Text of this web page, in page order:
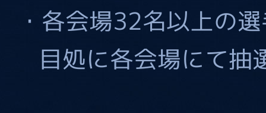
・各会場32名以上の
目処に各会場にて抽